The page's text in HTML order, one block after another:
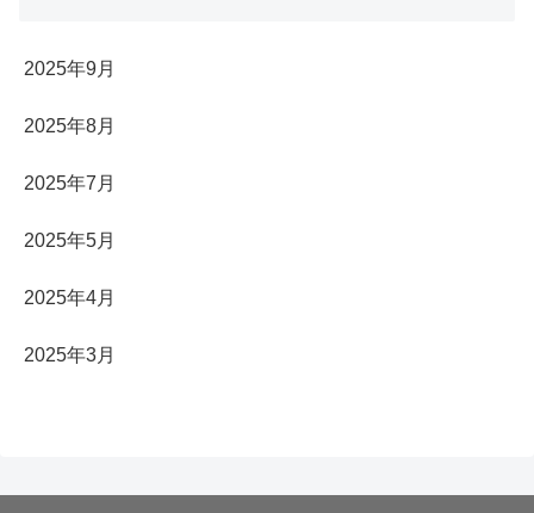
2025年9月
2025年8月
2025年7月
2025年5月
2025年4月
2025年3月